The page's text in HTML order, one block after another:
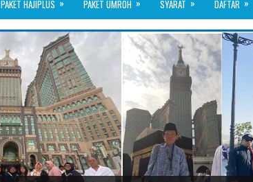
PAKET HAJIPLUS » PAKET UMROH » SYARAT » DAFTAR »